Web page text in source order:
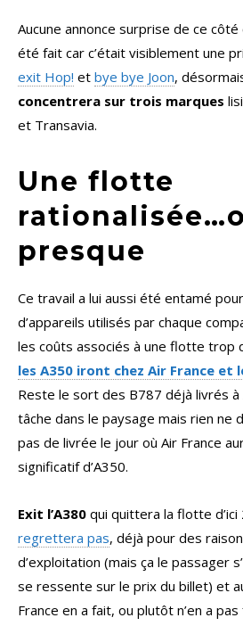
Aucune annonce surprise de ce
été fait car c’était visiblement une
exit Hop! et bye bye Joon,
concentrera sur trois marques
et Transavia.
Une flotte
presque
Ce travail a lui aussi été entamé
d’appareils utilisés par chaque
les coûts associés à une flotte trop
les A350 iront chez Air France et
Reste le sort des B787 déjà livrés à
tâche dans le paysage mais rien ne
pas de livrée le jour où Air France
significatif d’A350.
Exit l’A380 qui quittera la flotte
regrettera pas, déjà pour des
d’exploitation (mais ça le passager
se ressente sur le prix du billet) et
France en a fait, ou plutôt n’en a